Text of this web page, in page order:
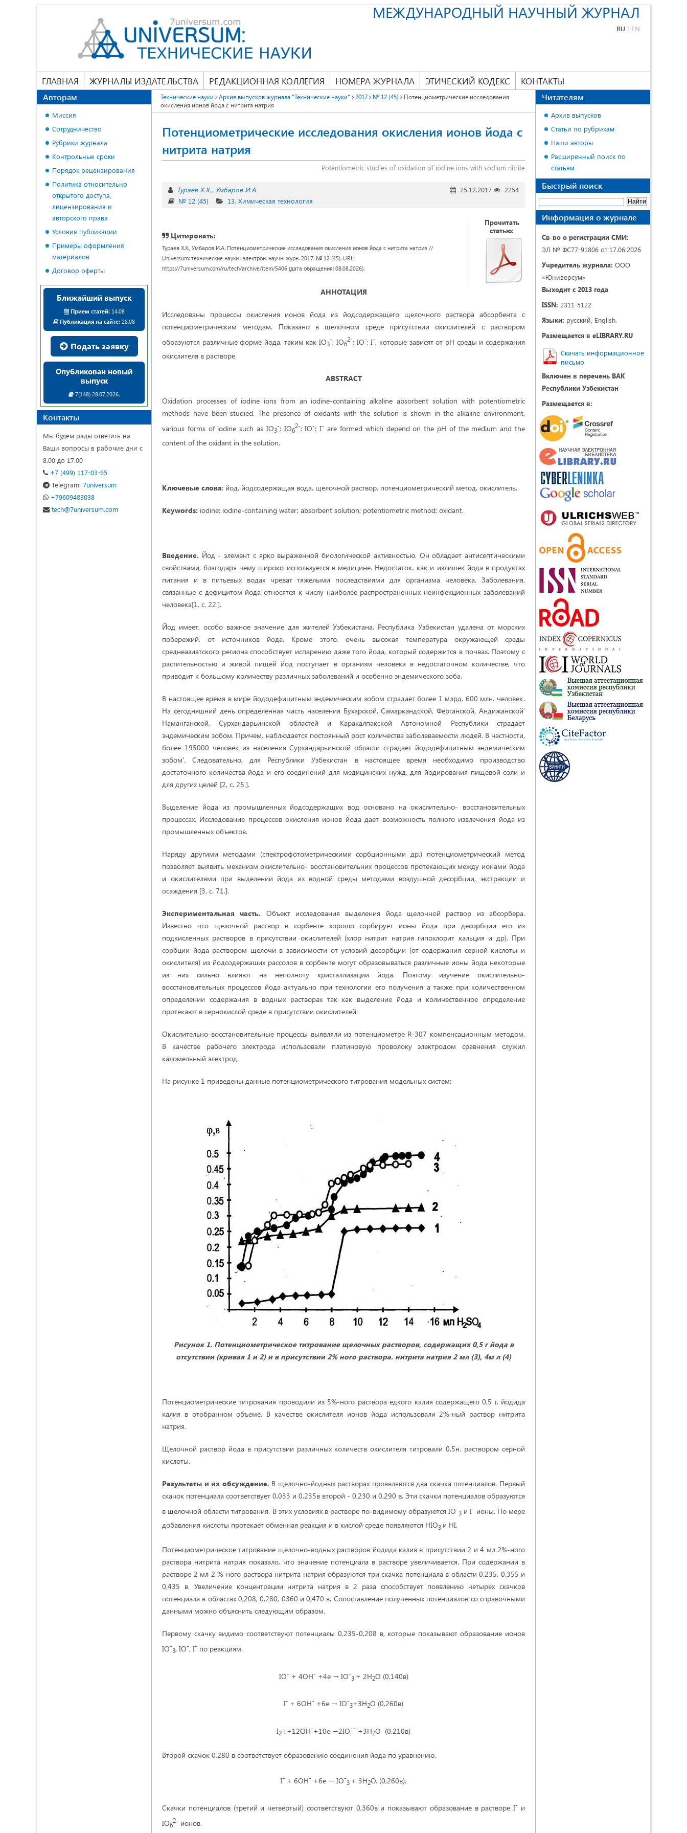
МЕЖДУНАРОДНЫЙ НАУЧНЫЙ ЖУРНАЛ
RU | EN
ГЛАВНАЯ ЖУРНАЛЫ ИЗДАТЕЛЬСТВА РЕДАКЦИОННАЯ КОЛЛЕГИЯ НОМЕРА ЖУРНАЛА ЭТИЧЕСКИЙ КОДЕКС КОНТАКТЫ
Технические науки Архив выпусков журнала "Технические науки" 2017 № 12 (45)
Потенциометрические исследования
окисления ионов йода с нитрита натрия
Потенциометрические исследования окисления ионов йода с
нитрита натрия
Potentiometric studies of oxidation of iodine ions with sodium nitrite
Тураев Х.Х. Умбаров И.А. 25.12.2017
2254
№ 12 (45)
13. Химическая технология
Цитировать:
Тураев Х.Х., Умбаров И.А. Потенциометрические исследования окисления ионов йода с нитрита натрия //
Universum: технические науки : электрон. научн. журн. 2017. № 12 (45). URL:
https://7universum.com/ru/tech/archive/item/5406 (дата обращения: 08.08.2026).
Прочитать
статью:
АННОТАЦИЯ
Исследованы процессы окисления ионов йода из йодсодержащего щелочного раствора абсорбента с
потенциометрическим методам. Показано в щелочном среде присутствии окислителей с раствором
образуются различные форме йода, таким как IO3
-; IO6
2-; IO-; I-, которые зависят от pH среды и содержания
окислителя в растворе.
ABSTRACT
Oxidation processes of iodine ions from an iodine-containing alkaline absorbent solution with potentiometric
methods have been studied. The presence of oxidants with the solution is shown in the alkaline environment,
various forms of iodine such as IO3
-; IO6
2-; IO-; I- are formed which depend on the pH of the medium and the
content of the oxidant in the solution.
Ключевые слова: йод, йодсодержащая вода, щелочной раствор, потенциометрический метод, окислитель.
Keywords: iodine; iodine-containing water; absorbent solution; potentiometric method; oxidant.
Введение. Йод - элемент с ярко выраженной биологической активностью. Он обладает антисептическими
свойствами, благодаря чему широко используется в медицине. Недостаток, как и излишек йода в продуктах
питания и в питьевых водах чреват тяжелыми последствиями для организма человека. Заболевания,
связанные с дефицитом йода относятся к числу наиболее распространенных неинфекционных заболеваний
человека[1, с. 22.].
Йод имеет, особо важное значение для жителей Узбекистана. Республика Узбекистан удалена от морских
побережий, от источников йода. Кроме этого, очень высокая температура окружающей среды
среднеазиатского региона способствует испарению даже того йода, который содержится в почвах. Поэтому с
растительностью и живой пищей йод поступает в организм человека в недостаточном количестве, что
приводит к большому количеству различных заболеваний и особенно эндемического зоба.
В настоящее время в мире йододефицитным эндемическим зобом страдает более 1 млрд. 600 млн. человек.
На сегодняшний день определенная часть населения Бухарской, Самаркандской, Ферганской, Андижанской’
Наманганской, Сурхандарьинской областей и Каракалпакской Автономной Республики страдает
эндемическим зобом. Причем, наблюдается постоянный рост количества заболеваемости людей. В частности,
более 195000 человек из населения Сурхандарьинской области страдает йододефицитным эндемическим
зобом'. Следовательно, для Республики Узбекистан в настоящее время необходимо производство
достаточного количества йода и его соединений для медицинских нужд, для йодирования пищевой соли и
для других целей [2, с. 25.].
Выделение йода из промышленных йодсодержащих вод основано на окислительно- восстановительных
процессах. Исследование процессов окисления ионов йода дает возможность полного извлечения йода из
промышленных объектов.
Наряду другими методами (спектрофотометри­ческими сорбционными др.) потенциометрический метод
позволяет выявить механизм окислительно- восстановительних процессов протекающих между ионами йода
и окислителями при выделении йода из водной среды методами воздушной десорбции, экстракции и
осаждения [3, с. 71.].
Экспериментальная часть. Объект исследования выделения йода щелочной раствор из абсорбера.
Известно что щелочной раствор в сорбенте хорошо сорбирует ионы йода при десорбции его из
подкисленных растворов в присутствии окислителей (хлор нитрит натрия гипохлорит кальция и др). При
сорбции йода раствором щелочи в зависимости от условий десорбции (от содержания серной кислоты и
окислителя) из йодсодержаших рассолов в сорбенте могут образовываться различные ионы йода некоторые
из них сильно влияют на неполноту кристаллизации йода. Поэтому изучение окислительно-
восстановительных процессов йода актуально при технологии его получения а также при количественном
определении содержания в водных растворах так как выделение йода и количественное определение
протекают в сернокислой среде в присутствии окислителей.
Окислительно-восстановительные процессы выявляли из потенциометре R-307 компенсационным методом.
В качестве рабочего электрода использовали платиновую проволоку электродом сравнения служил
каломельный электрод.
На рисунке 1 приведены данные потенциомет­рического титрования модельных систем:
Рисунок 1. Потенциометрическое титрование щелочных растворов, содержащих 0,5 г йода в
отсутствии (кривая 1 и 2) и в присутствии 2% ного раствора. нитрита натрия 2 мл (3), 4м л (4)
Потенциометрические титрования проводили из 5%-ного раствора едкого калия содержащего 0,5 г. йодида
калия в отобранном объеме. В качестве окислителя ионов йода использовали 2%-ный раствор нитрита
натрия.
Щелочной раствор йода в присутствии различных количеств окислителя титровали 0,5н. раствором серной
кислоты.
Результаты и их обсуждение. В щелочно-йодных растворах проявляются два скачка потенциалов. Первый
скачок потенциала соответствует 0,033 и 0,235в второй - 0,230 и 0,290 в. Эти скачки потенциалов образуются
в щелочной области титрования. В этих условиях в растворе по-видимому образуются IO-
3 и I- ионы. По мере
добавления кислоты протекает обменная реакция и в кислой среде появляются HIO3 и HI.
Потенциометрическое титрование щелочно-водных растворов йодида калия в присутствии 2 и 4 мл 2%-ного
раствора нитрита натрия показало, что значение потенциала в растворе увеличивается. При содержании в
растворе 2 мл 2 %-ного раствора нитрита натрия образуются три скачка потенциала в области 0,235, 0,355 и
0,435 в. Увеличение концентрации нитрита натрия в 2 раза способствует появлению четырех скачков
потенциала в областях 0,208, 0,280, 0360 и 0,470 в. Сопоставление полученных потенциалов со справочными
данными можно объяснить следующим образом.
Первому скачку видимо соответствуют потенциалы 0,235-0,208 в, которые показывают образование ионов
IO-
3, IO-, I- по реакциям.
IO- + 4OH- +4е → IO-
3 + 2H2O (0,140в)
I- + 6OH- +6е → IO-
3+3H2O (0,260в)
I2 ↓+12OH-+10е →2IO---+3H2O (0,210в)
Второй скачок 0,280 в соответствует образованию соединения йода по уравнению.
I- + 6OH- +6е → IO-
3 + 3H2O. (0,260в).
Скачки потенциалов (третий и четвертый) соответствуют 0,360в и показывают образование в растворе I- и
IO6
2- ионов.
Авторам
Миссия
Сотрудничество
Рубрики журнала
Контрольные сроки
Порядок рецензирования
Политика относительно
открытого доступа,
лицензирования и
авторского права
Условия публикации
Примеры оформления
материалов
Договор оферты
Ближайший выпуск
Прием статей:14.08
Публикация на сайте: 28.08
Подать заявку
Опубликован новый
выпуск
7(148) 28.07.2026.
Контакты
Мы будем рады ответить на
Ваши вопросы в рабочие дни с
8.00 до 17.00
+7 (499) 117-03-65
Telegram: 7universum
+79609483038
tech@7universum.com
Читателям
Архив выпусков
Статьи по рубрикам
Наши авторы
Расширенный поиск по
статьям
Быстрый поиск
Информация о журнале
Св-во о регистрации СМИ:
ЭЛ № ФС77-91806 от 17.06.2026
Учредитель журнала: ООО
«Юниверсум»
Выходит с 2013 года
ISSN: 2311-5122
Языки: русский, English.
Размещается в eLIBRARY.RU
Скачать информационное
письмо
Включен в перечень ВАК
Республики Узбекистан
Размещается в: